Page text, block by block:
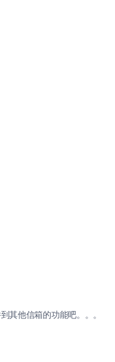
其他信箱的功能吧。。。